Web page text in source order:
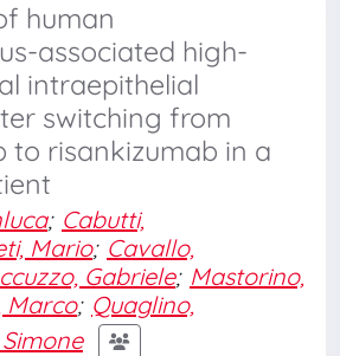
human
associated high-
intraepithelial
switching from
to risankizumab in a
; Cabutti,
Mario; Cavallo,
Gabriele; Mastorino,
Marco; Quaglino,